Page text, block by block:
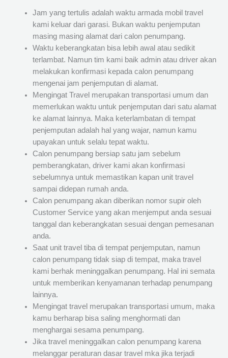
Jam yang tertulis adalah waktu armada mobil travel
kami keluar dari garasi. Bukan waktu penjemputan
masing masing alamat dari calon penumpang.
Waktu keberangkatan bisa lebih awal atau sedikit
terlambat. Namun tim kami baik admin atau driver akan
melakukan konfirmasi kepada calon penumpang
mengenai jam penjemputan di alamat.
Mengingat Travel merupakan transportasi umum dan
memerlukan waktu untuk penjemputan dari satu alamat
ke alamat lainnya. Maka keterlambatan di tempat
penjemputan adalah hal yang wajar, namun kamu
upayakan untuk selalu tepat waktu.
Calon penumpang bersiap satu jam sebelum
pemberangkatan, driver kami akan konfirmasi
sebelumnya untuk memastikan kapan unit travel
sampai didepan rumah anda.
Calon penumpang akan diberikan nomor supir oleh
Customer Service yang akan menjemput anda sesuai
tanggal dan keberangkatan sesuai dengan pemesanan
anda.
Saat unit travel tiba di tempat penjemputan, namun
calon penumpang tidak siap di tempat, maka travel
kami berhak meninggalkan penumpang. Hal ini semata
untuk memberikan kenyamanan terhadap penumpang
lainnya.
Mengingat travel merupakan transportasi umum, maka
kamu berharap bisa saling menghormati dan
menghargai sesama penumpang.
Jika travel meninggalkan calon penumpang karena
melanggar peraturan dasar travel mka jika terjadi